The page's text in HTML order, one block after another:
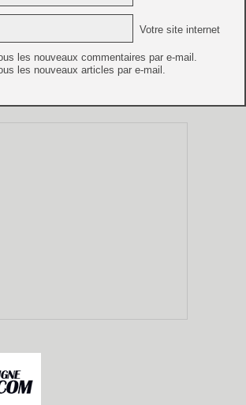
Votre site internet
les nouveaux commentaires par e-mail.
les nouveaux articles par e-mail.